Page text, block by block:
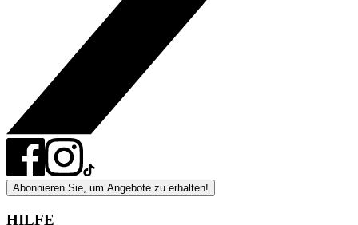
Abonnieren Sie, um Angebote zu erhalten!
HILFE